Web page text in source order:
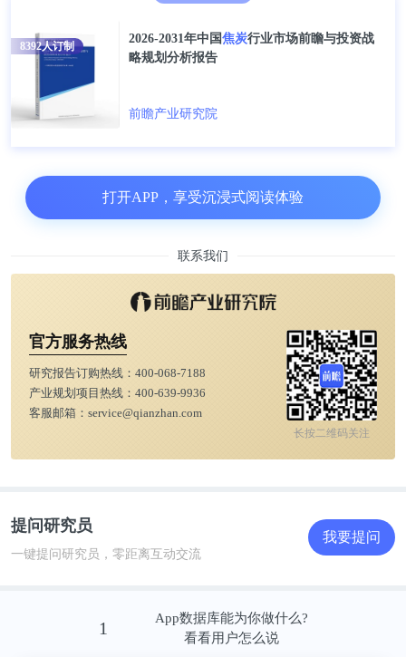
2、焦炭行业上市公司基本信息对比
从焦炭行业的上市企业布局和已有公开信息分析，美
锦能源的注册资本在代表上市企业中处于领先地位；
2026-2031年中国焦炭行业市场前瞻与投资战
略规划分析报告
前瞻产业研究院
8392人订制
打开APP，享受沉浸式阅读体验
联系我们
官方服务热线
研究报告订购热线： 400-068-7188
产业规划项目热线： 400-639-9936
客服邮箱： service@qianzhan.com
长按二维码关注
提问研究员
一键提问研究员，零距离互动交流
我要提问
1
App数据库能为你做什么?
看看用户怎么说